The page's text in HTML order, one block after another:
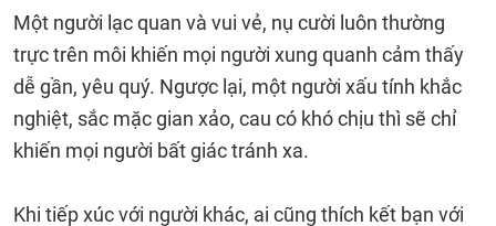
Một người lạc quan và vui vẻ, nụ cười luôn thường
trực trên môi khiến mọi người xung quanh cảm thấy
dễ gần, yêu quý. Ngược lại, một người xấu tính khắc
nghiệt, sắc mặc gian xảo, cau có khó chịu thì sẽ chỉ
khiến mọi người bất giác tránh xa.
Khi tiếp xúc với người khác, ai cũng thích kết bạn với